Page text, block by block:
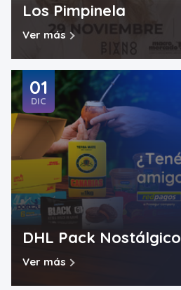
Los Pimpinela
Ver más
DHL Pack Nostálgico
Ver más
01
DIC